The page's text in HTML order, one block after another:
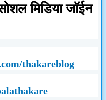
मिडिया जॉईन
thakareblog